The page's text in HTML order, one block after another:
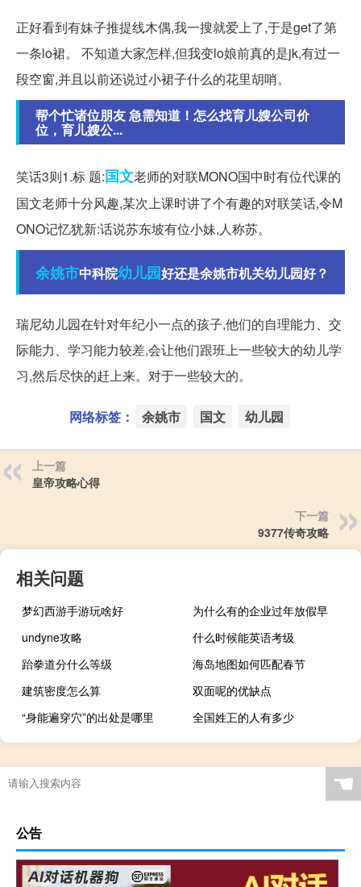
正好看到有妹子推提线木偶,我一搜就爱上了,于是get了第
一条lo裙。 不知道大家怎样,但我变lo娘前真的是jk,有过一
段空窗,并且以前还说过小裙子什么的花里胡哨。
帮个忙诸位朋友 急需知道！怎么找育儿嫂公司价
位，育儿嫂公...
笑话3则1.标 题:国文老师的对联MONO国中时有位代课的
国文老师十分风趣,某次上课时讲了个有趣的对联笑话,令M
ONO记忆犹新:话说苏东坡有位小妹,人称苏。
余姚市中科院幼儿园好还是余姚市机关幼儿园好？
瑞尼幼儿园在针对年纪小一点的孩子,他们的自理能力、交
际能力、学习能力较差,会让他们跟班上一些较大的幼儿学
习,然后尽快的赶上来。对于一些较大的。
网络标签： 余姚市 国文 幼儿园
上一篇
皇帝攻略心得
下一篇
9377传奇攻略
相关问题
梦幻西游手游玩啥好
为什么有的企业过年放假早
undyne攻略
什么时候能英语考级
跆拳道分什么等级
海岛地图如何匹配春节
建筑密度怎么算
双面呢的优缺点
“身能遍穿穴”的出处是哪里
全国姓㠪的人有多少
☚
公告